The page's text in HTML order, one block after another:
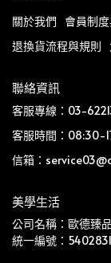
關於我們 會員制
退換貨流程與規則
聯絡資訊
客服專線：03-
客服時間：08:30-
信箱：
美學生活
公司名稱：歐德臻
統一編號：